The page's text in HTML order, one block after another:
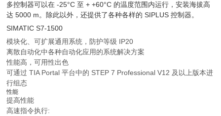
多控制器可以在 -25°C 至 + +60°C 的温度范围内运行，安装海拔高
达 5000 m。除此以外，还提供了各种各样的 SIPLUS 控制器。
SIMATIC S7-1500
模块化、可扩展通用系统，防护等级 IP20
离散自动化中各种自动化应用的系统解决方案
性能高，可用性出色
可通过 TIA Portal 平台中的 STEP 7 Professional V12 及以上版本进
行组态
性能
提高性能
高速指令执行: